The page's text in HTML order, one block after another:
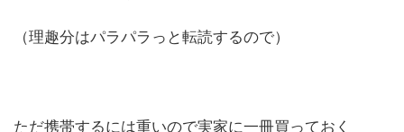
（理趣分はパラパラっと転読するので）
ただ携帯するには重いので実家に一冊買っておく